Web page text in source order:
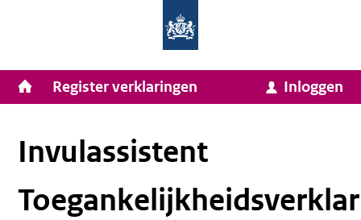
inhoud
van
Zaken
en
Koninkrijksrelaties
Homepage
van
Invulassistent
Toegankelijkheidsverklaring
Toegankelijkheidsverklaring
Hoofdnavigatie
Register verklaringen Inloggen
Invulassistent